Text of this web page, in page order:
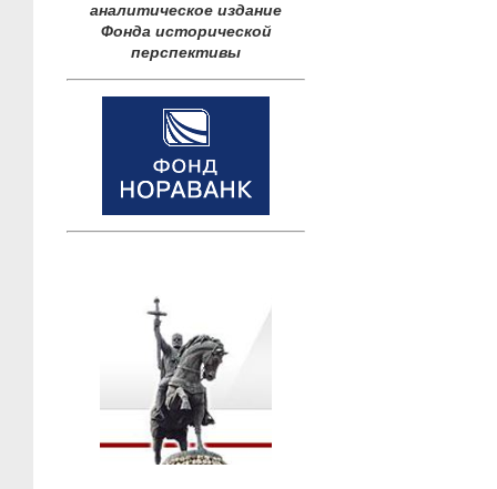
аналитическое издание
Фонда исторической
перспективы